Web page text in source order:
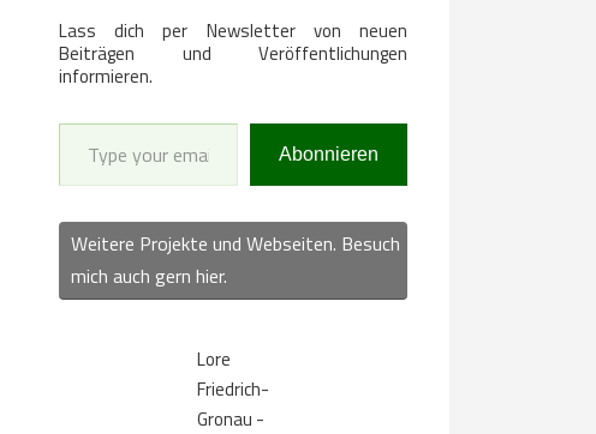
Lass dich per Newsletter von neuen
Beiträgen und Veröffentlichungen
informieren.
Type your email…
Abonnieren
Weitere Projekte und Webseiten. Besuch
mich auch gern hier.
Lore
Friedrich-
Gronau -